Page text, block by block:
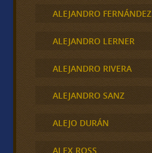
ALEJANDRO FERNÁNDEZ
ALEJANDRO LERNER
ALEJANDRO RIVERA
ALEJANDRO SANZ
ALEJO DURÁN
ALEX ROSS